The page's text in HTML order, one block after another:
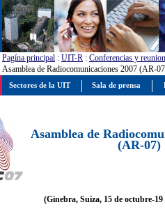
Pagína principal : UIT-R : Conferencias y
Asamblea de Radiocomunicaciones 2007 (AR-
Asamblea de
(AR-07)
(Ginebra, Suiza, 15 de octubre-19
Sectores de la UIT Sala de prensa